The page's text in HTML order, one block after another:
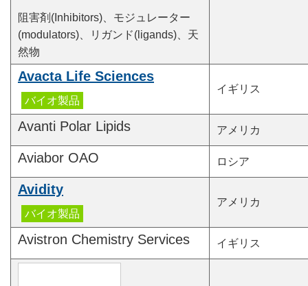
阻害剤(Inhibitors)、モジュレーター
(modulators)、リガンド(ligands)、天
然物
Avacta Life Sciences
イギリス
Avanti Polar Lipids アメリカ
Aviabor OAO ロシア
Avidity
アメリカ
Avistron Chemistry Services イギリス